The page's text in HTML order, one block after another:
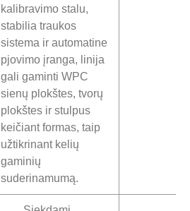
kalibravimo stalu,
stabilia traukos
sistema ir automatine
pjovimo įranga, linija
gali gaminti WPC
sienų plokštes, tvorų
plokštes ir stulpus
keičiant formas, taip
užtikrinant kelių
gaminių
suderinamumą.